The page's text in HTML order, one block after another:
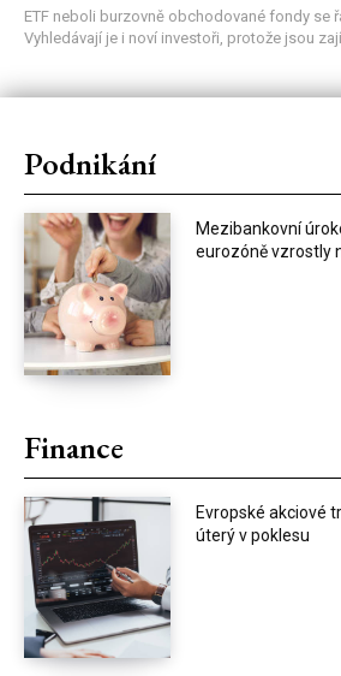
ETF neboli burzovně obchodované fondy se
Vyhledávají je i noví investoři, protože jsou
Podnikání
Mezibankovní
eurozóně vzrostly
Finance
Evropské akciové
úterý v poklesu